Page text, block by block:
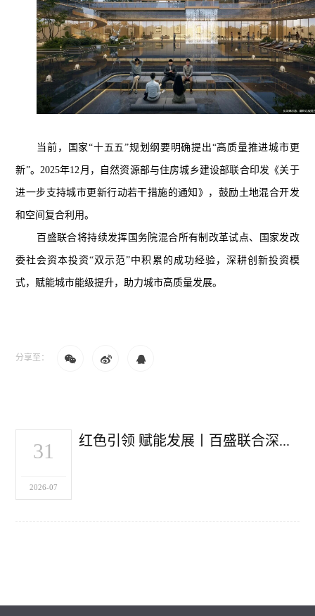
当前，国家“十五五”规划纲要明确提出“高质量推进城市更
新”。2025年12月，自然资源部与住房城乡建设部联合印发《关于
进一步支持城市更新行动若干措施的通知》，鼓励土地混合开发
和空间复合利用。
百盛联合将持续发挥国务院混合所有制改革试点、国家发改
委社会资本投资“双示范”中积累的成功经验，深耕创新投资模
式，赋能城市能级提升，助力城市高质量发展。
分享至：
31
2026-07
红色引领 赋能发展丨百盛联合深入开展“红七月·服务月”主题活动